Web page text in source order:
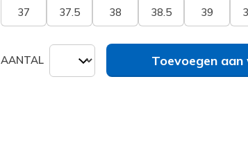
37 37.5 38 38.5 39
AANTAL Toevoegen